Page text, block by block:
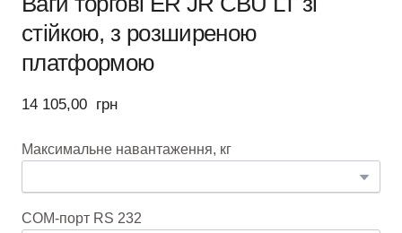
стійкою, з розширеною
платформою
14 105,00  грн
Максимальне навантаження, кг
COM-порт RS 232